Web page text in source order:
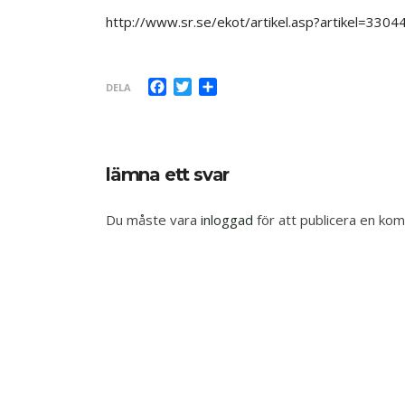
http://www.sr.se/ekot/
DELA Facebook
Twitter
lämna ett svar
Du måste vara inloggad för att publicera en